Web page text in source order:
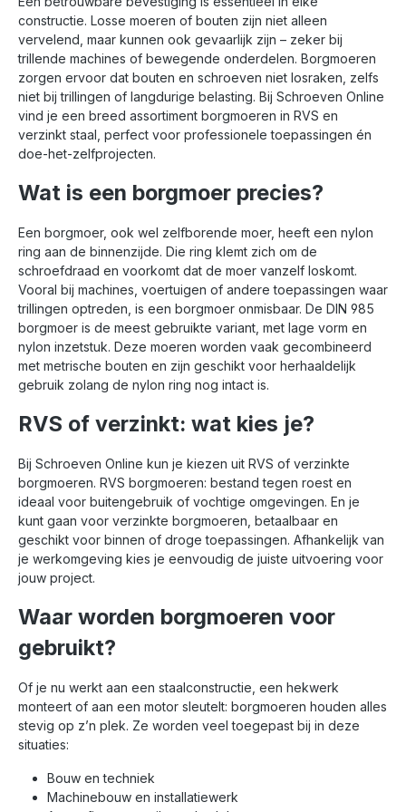
constructie. Losse moeren of bouten zijn niet alleen
vervelend, maar kunnen ook gevaarlijk zijn – zeker bij
trillende machines of bewegende onderdelen. Borgmoeren
zorgen ervoor dat bouten en schroeven niet losraken, zelfs
niet bij trillingen of langdurige belasting. Bij Schroeven Online
vind je een breed assortiment borgmoeren in RVS en
verzinkt staal, perfect voor professionele toepassingen én
doe-het-zelfprojecten.
Wat is een borgmoer precies?
Een borgmoer, ook wel zelfborende moer, heeft een nylon
ring aan de binnenzijde. Die ring klemt zich om de
schroefdraad en voorkomt dat de moer vanzelf loskomt.
Vooral bij machines, voertuigen of andere toepassingen waar
trillingen optreden, is een borgmoer onmisbaar. De DIN 985
borgmoer is de meest gebruikte variant, met lage vorm en
nylon inzetstuk. Deze moeren worden vaak gecombineerd
met metrische bouten en zijn geschikt voor herhaaldelijk
gebruik zolang de nylon ring nog intact is.
RVS of verzinkt: wat kies je?
Bij Schroeven Online kun je kiezen uit RVS of verzinkte
borgmoeren. RVS borgmoeren: bestand tegen roest en
ideaal voor buitengebruik of vochtige omgevingen. En je
kunt gaan voor verzinkte borgmoeren, betaalbaar en
geschikt voor binnen of droge toepassingen. Afhankelijk van
je werkomgeving kies je eenvoudig de juiste uitvoering voor
jouw project.
Waar worden borgmoeren voor
gebruikt?
Of je nu werkt aan een staalconstructie, een hekwerk
monteert of aan een motor sleutelt: borgmoeren houden alles
stevig op z’n plek. Ze worden veel toegepast bij in deze
situaties:
Bouw en techniek
Machinebouw en installatiewerk